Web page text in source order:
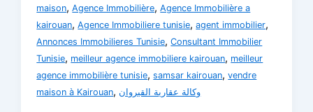
maison,Agence Immobilière,Agence Immobilière a
kairouan,Agence Immobiliere tunisie,agent immobilier,
Annonces Immobilieres Tunisie,Consultant Immobilier
Tunisie, meilleur agence immobiliere kairouan, meilleur
agence immobilière tunisie,samsar kairouan,vendre
maison à Kairouan, وكالة عقارية القيروان